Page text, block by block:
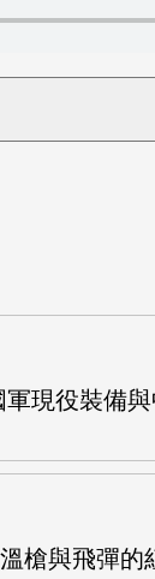
現役裝備
槍與飛彈的